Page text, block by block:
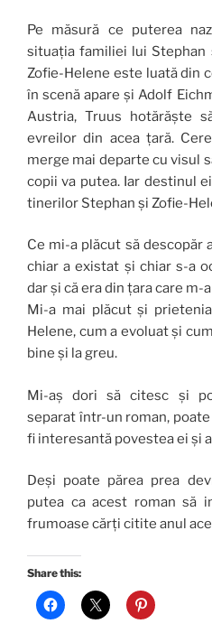
Pe măsură ce puterea
situația familiei lui Stephan
Zofie-Helene este luată din
în scenă apare și Adolf
Austria, Truus hotărăște
evreilor din acea țară.
merge mai departe cu visul
copii va putea. Iar destinul
tinerilor Stephan și Zofie-
Ce mi-a plăcut să descopăr
chiar a existat și chiar s-a
dar și că era din țara care m-
Mi-a mai plăcut și
Helene, cum a evoluat și
bine și la greu.
Mi-aș dori să citesc și
separat într-un roman,
fi interesantă povestea ei și
Deși poate părea prea
putea ca acest roman să
frumoase cărți citite anul
Share this: